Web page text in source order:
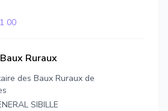
00
Ruraux
des Baux Ruraux de
SIBILLE